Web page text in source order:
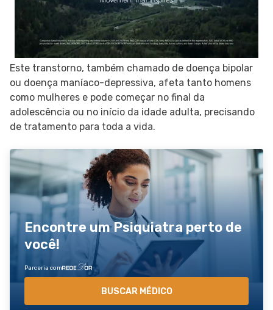
Este transtorno, também chamado de doença bipolar
ou doença maníaco-depressiva, afeta tanto homens
como mulheres e pode começar no final da
adolescência ou no início da idade adulta, precisando
de tratamento para toda a vida.
Encontre um Psiquiatra perto de
você!
Parceria com
BUSCAR MÉDICO